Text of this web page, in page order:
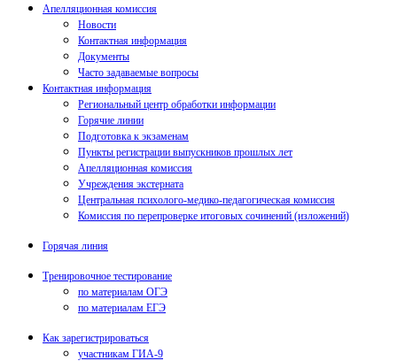
Апелляционная комиссия
Новости
Контактная информация
Документы
Часто задаваемые вопросы
Контактная информация
Региональный центр обработки информации
Горячие линии
Подготовка к экзаменам
Пункты регистрации выпускников прошлых лет
Апелляционная комиссия
Учреждения экстерната
Центральная психолого-медико-педагогическая комиссия
Комиссия по перепроверке итоговых сочинений (изложений)
Горячая линия
Тренировочное тестирование
по материалам ОГЭ
по материалам ЕГЭ
Как зарегистрироваться
участникам ГИА-9